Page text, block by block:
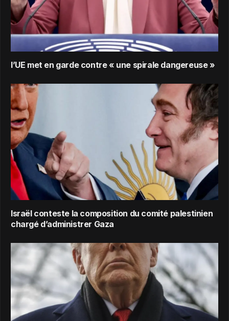
l’UE met en garde contre « une spirale dangereuse »
Israël conteste la composition du comité palestinien
chargé d’administrer Gaza